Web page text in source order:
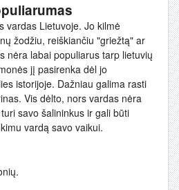
vardas Lietuvoje. Jo kilmė
žodžiu, reiškiančiu "griežtą" ar
nėra labai populiarus tarp lietuvių
jį pasirenka dėl jo
istorijoje. Dažniau galima rasti
Vis dėlto, nors vardas nėra
savo šalininkus ir gali būti
vardą savo vaikui.